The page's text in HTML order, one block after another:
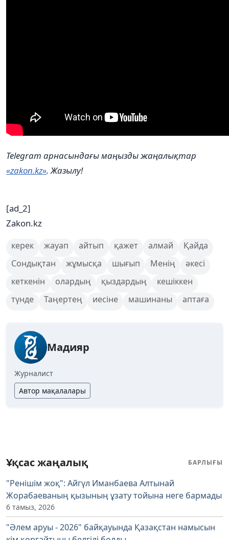
Telegram арнасындағы маңызды жаңалықтар
«zakon.kz». Жазылу!
[ad_2]
Zakon.kz
керек жауап айтып қажет алмай
Қайда
Сондықтан
жұмысқа шығып Менің
әкесі
кеткенін
олардың қыздардың
кешіккен
түнде
Таңертең иесіне машинаны аптаға
Мадияр
Журналист
Автор мақалалары
Ұқсас жаңалық БАРЛЫҒЫ
"Ренішім жоқ": Айгүл Иманбаева Алтынай
Жорабаеваның қызының ұзату тойына неге бармады
6 тамыз, 2026
"Әлем аруы - 2026" байқауында Қазақстан намысын